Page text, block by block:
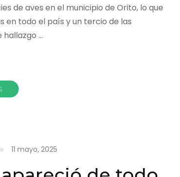
de aves en el municipio de Orito, lo que
todo el país y un tercio de las
…
11 mayo, 2025